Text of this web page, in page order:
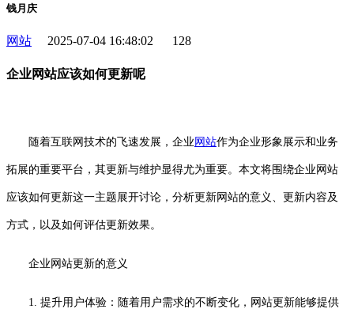
钱月庆
网站 2025-07-04 16:48:02 128
企业网站应该如何更新呢
随着互联网技术的飞速发展，企业 网站作为企业形象展示和业务
拓展的重要平台，其更新与维护显得尤为重要。本文将围绕企业网站
应该如何更新这一主题展开讨论，分析更新网站的意义、更新内容及
方式，以及如何评估更新效果。
企业网站更新的意义
1. 提升用户体验：随着用户需求的不断变化，网站更新能够提供